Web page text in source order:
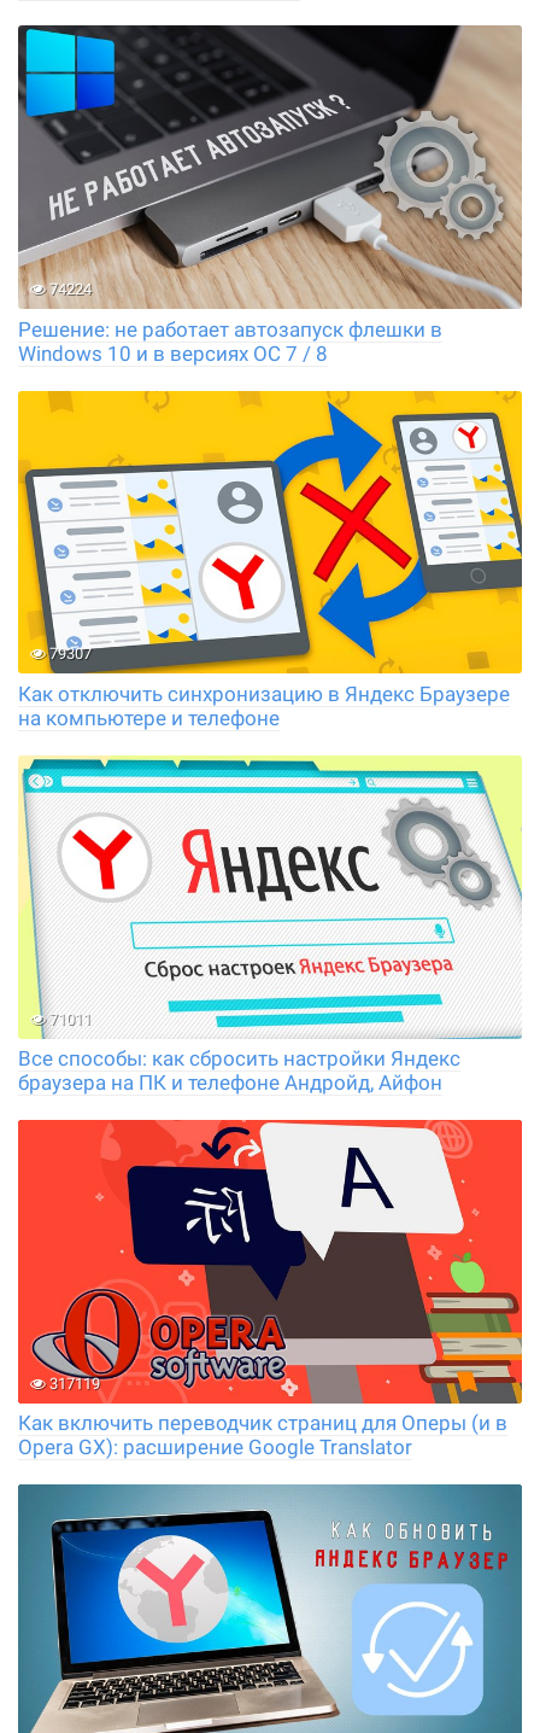
74224
Решение: не работает автозапуск флешки в
Windows 10 и в версиях ОС 7 / 8
79307
Как отключить синхронизацию в Яндекс Браузере
на компьютере и телефоне
71011
Все способы: как сбросить настройки Яндекс
браузера на ПК и телефоне Андройд, Айфон
317119
Как включить переводчик страниц для Оперы (и в
Opera GX): расширение Google Translator